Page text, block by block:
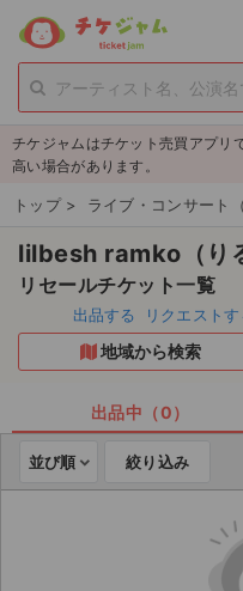
person_add 新規会員登録
チケットを探す
新着チケット
値下げしたチケット
都道府県からチケットを探す
もうすぐ開催のチケット
チケットのリクエスト一覧
取扱チケット
ライブ・コンサート（国内）
ライブ・コンサート（海外）
チケジャムはチケット売買アプリ
高い場合があります。
トップ > ライブ・コンサート
lilbesh ramko（り
リセールチケット一覧
出品する リクエストす
地域から検索
出品中（0）
並び順 絞り込み